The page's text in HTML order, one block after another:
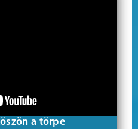
a törpe